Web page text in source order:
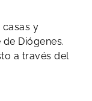
y
Diógenes.
a través del